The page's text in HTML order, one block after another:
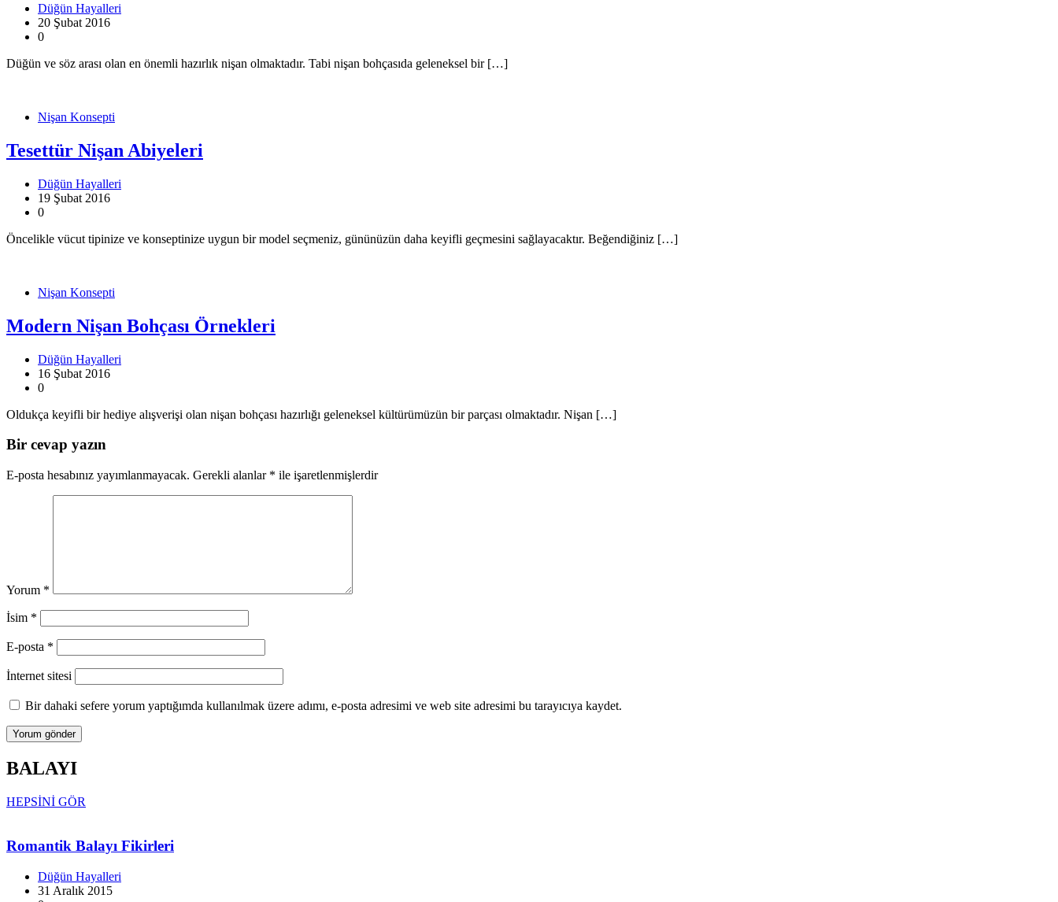
Düğün Hayalleri
20 Şubat 2016
0
Düğün ve söz arası olan en önemli hazırlık nişan olmaktadır. Tabi nişan bohçasıda geleneksel bir […]
Nişan Konsepti
Tesettür Nişan Abiyeleri
Düğün Hayalleri
19 Şubat 2016
0
Öncelikle vücut tipinize ve konseptinize uygun bir model seçmeniz, gününüzün daha keyifli geçmesini sağlayacaktır. Beğendiğiniz […]
Nişan Konsepti
Modern Nişan Bohçası Örnekleri
Düğün Hayalleri
16 Şubat 2016
0
Oldukça keyifli bir hediye alışverişi olan nişan bohçası hazırlığı geleneksel kültürümüzün bir parçası olmaktadır. Nişan […]
Bir cevap yazın
E-posta hesabınız yayımlanmayacak. Gerekli alanlar * ile işaretlenmişlerdir
Yorum *
İsim *
E-posta *
İnternet sitesi
Bir dahaki sefere yorum yaptığımda kullanılmak üzere adımı, e-posta adresimi ve web site adresimi bu tarayıcıya kaydet.
BALAYI
HEPSİNİ GÖR
Romantik Balayı Fikirleri
Düğün Hayalleri
31 Aralık 2015